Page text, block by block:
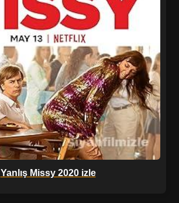
Yanlış Missy 2020 izle